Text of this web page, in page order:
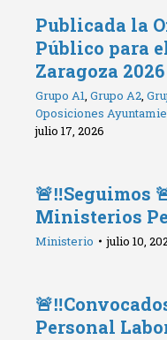
Publicada la
Público para
Zaragoza 2026
Grupo A1, Grupo A2,
Oposiciones
julio 17, 2026
🚨‼️Seguimos
Ministerios
Ministerio julio 10,
Personal